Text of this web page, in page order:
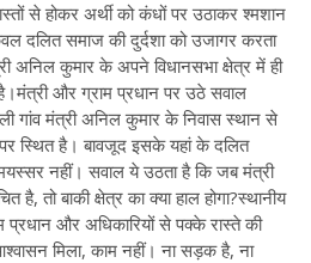
से होकर अर्थी को कंधों पर उठाकर श्मशान
दलित समाज की दुर्दशा को उजागर करता
अनिल कुमार के अपने विधानसभा क्षेत्र में ही
और ग्राम प्रधान पर उठे सवाल
गांव मंत्री अनिल कुमार के निवास स्थान से
स्थित है। बावजूद इसके यहां के दलित
नहीं। सवाल ये उठता है कि जब मंत्री
है, तो बाकी क्षेत्र का क्या हाल होगा?स्थानीय
प्रधान और अधिकारियों से पक्के रास्ते की
मिला, काम नहीं। ना सड़क है, ना